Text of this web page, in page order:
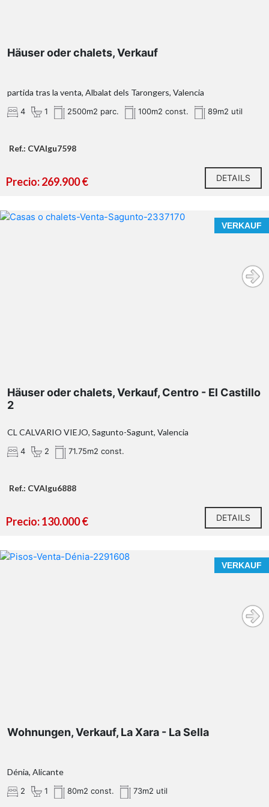
Häuser oder chalets, Verkauf
partida tras la venta, Albalat dels Tarongers, Valencia
4 1 2500m2 parc. 100m2 const. 89m2 util
Ref.: CVAIgu7598
Precio: 269.900 € DETAILS
VERKAUF
Häuser oder chalets, Verkauf, Centro - El Castillo
2
CL CALVARIO VIEJO, Sagunto-Sagunt, Valencia
4 2 71.75m2 const.
Ref.: CVAIgu6888
Precio: 130.000 € DETAILS
VERKAUF
Wohnungen, Verkauf, La Xara - La Sella
Dénia, Alicante
2 1 80m2 const. 73m2 util